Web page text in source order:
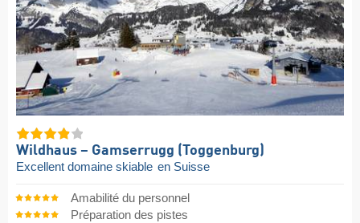
Wildhaus – Gamserrugg (Toggenburg)
Excellent domaine skiable en Suisse
Amabilité du personnel
Préparation des pistes